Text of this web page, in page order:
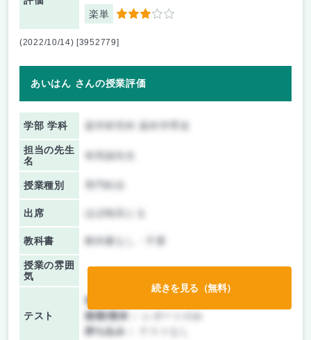
楽単
3
(2022/10/14) [3952779]
あいはん さんの授業評価
学部 学科
担当の先生
名
有田誠先生
授業種別
出席 ほぼ毎回とる
教科書 教科書なし・不要
授業の雰囲
気
テスト
前期/中間：
後期/期末：
持ち込み：
続きを見る（無料）